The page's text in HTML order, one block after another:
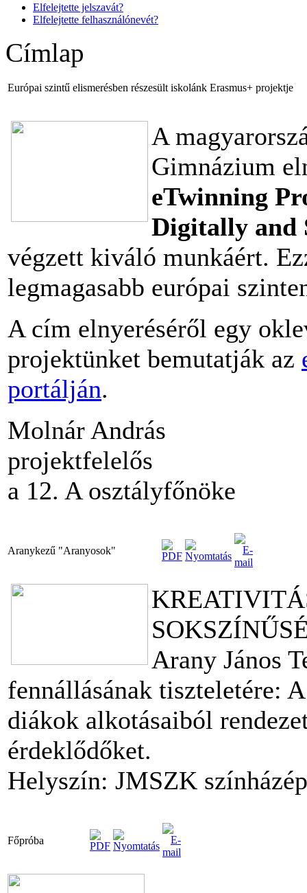
Elfelejtette jelszavát?
Elfelejtette felhasználónevét?
Címlap
Európai szintű elismerésben részesült iskolánk Erasmus+ projektje
A
Gimnázium
eTwinning
Digitally and
végzett kiváló munkáért.
legmagasabb európai
A cím elnyeréséről egy
projektünket bemutatják az
portálján.
Molnár András
projektfelelős
a 12. A osztályfőnöke
Aranykezű "Aranyosok"
Arany János
fennállásának tiszteletére:
diákok alkotásaiból
érdeklődőket.
Helyszín: JMSZK
Főpróba